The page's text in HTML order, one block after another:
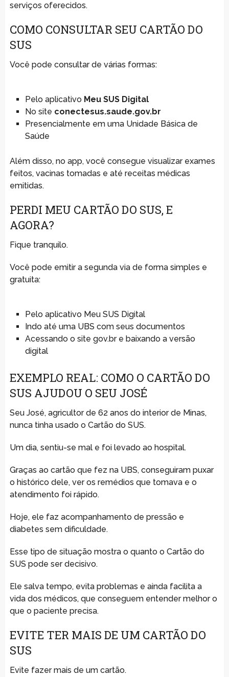
serviços oferecidos.
COMO CONSULTAR SEU CARTÃO DO
SUS
Você pode consultar de várias formas:
Pelo aplicativo Meu SUS Digital
No site conectesus.saude.gov.br
Presencialmente em uma Unidade Básica de
Saúde
Além disso, no app, você consegue visualizar exames
feitos, vacinas tomadas e até receitas médicas
emitidas.
PERDI MEU CARTÃO DO SUS, E
AGORA?
Fique tranquilo.
Você pode emitir a segunda via de forma simples e
gratuita:
Pelo aplicativo Meu SUS Digital
Indo até uma UBS com seus documentos
Acessando o site gov.br e baixando a versão
digital
EXEMPLO REAL: COMO O CARTÃO DO
SUS AJUDOU O SEU JOSÉ
Seu José, agricultor de 62 anos do interior de Minas,
nunca tinha usado o Cartão do SUS.
Um dia, sentiu-se mal e foi levado ao hospital.
Graças ao cartão que fez na UBS, conseguiram puxar
o histórico dele, ver os remédios que tomava e o
atendimento foi rápido.
Hoje, ele faz acompanhamento de pressão e
diabetes sem dificuldade.
Esse tipo de situação mostra o quanto o Cartão do
SUS pode ser decisivo.
Ele salva tempo, evita problemas e ainda facilita a
vida dos médicos, que conseguem entender melhor o
que o paciente precisa.
EVITE TER MAIS DE UM CARTÃO DO
SUS
Evite fazer mais de um cartão.